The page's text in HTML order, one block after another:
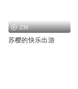
236
苏樱的快乐出游